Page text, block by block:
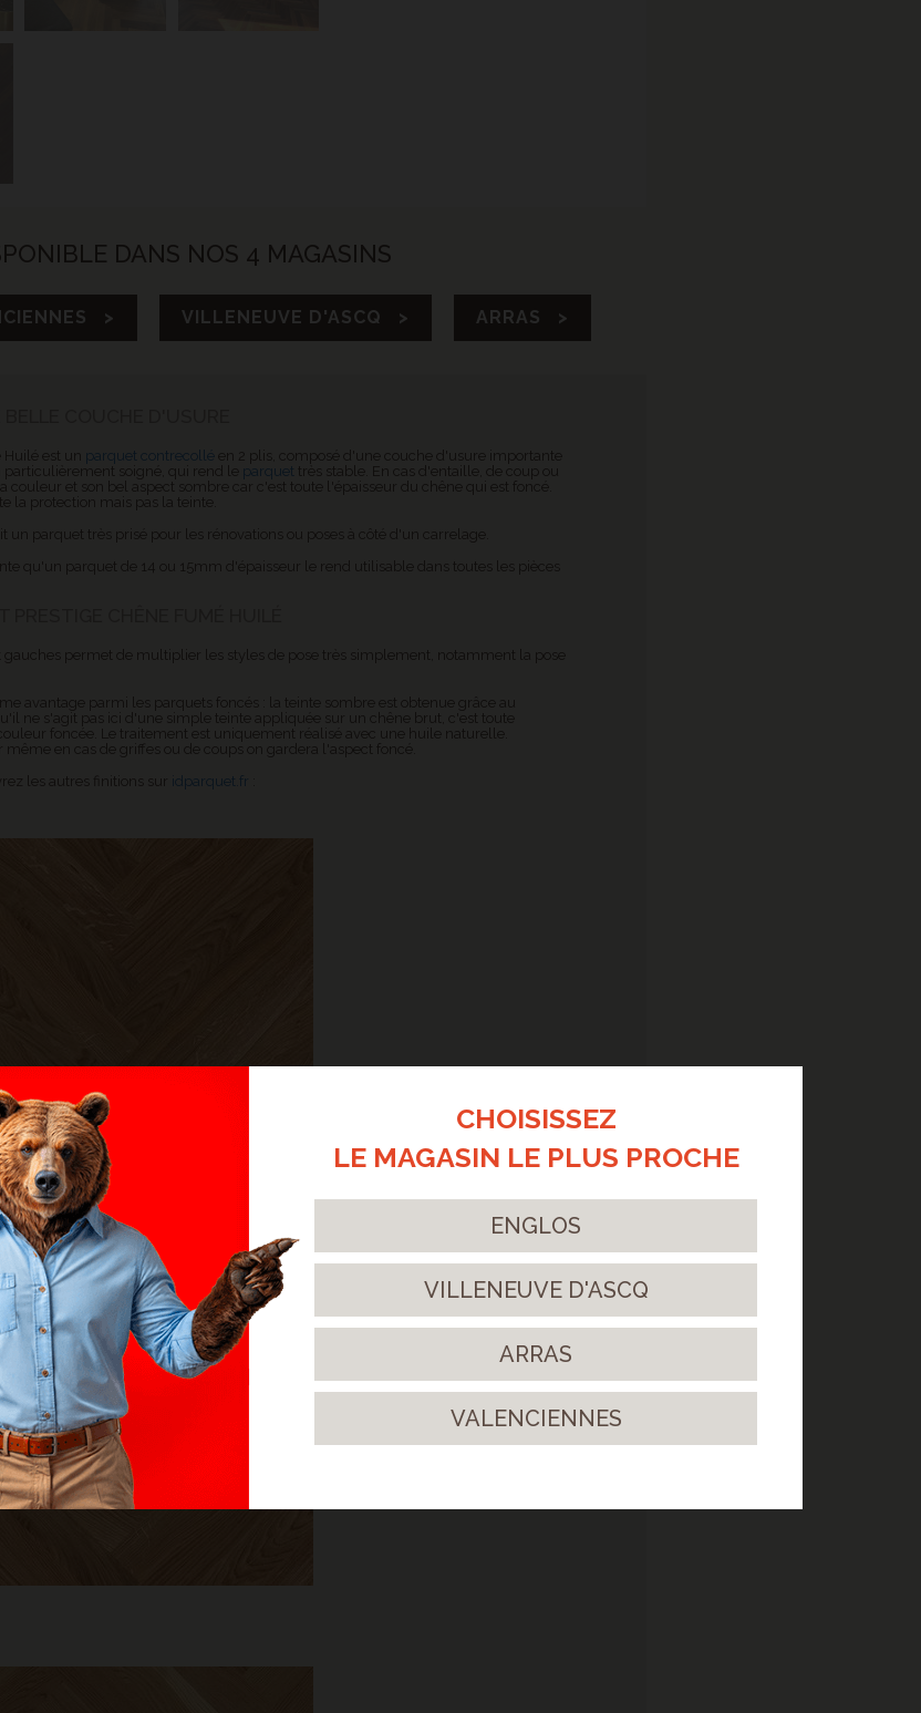
DANS NOS 4 MAGASINS
> VILLENEUVE D'ASCQ > ARRAS >
est un parquet contrecollé
en 2 plis, composé d'une couche d'usure importante
soigné, qui rend le parquet très stable. En cas d'entaille, de coup ou
couleur et son bel aspect sombre car c'est toute l'épaisseur du chêne qui est foncé.
la protection mais pas la teinte.
un parquet très prisé pour les rénovations ou poses à côté d'un carrelage.
qu'un parquet de 14 ou 15mm d'épaisseur le rend utilisable dans toutes les pièces
gauches permet de multiplier les styles de pose très simplement, notamment la pose
avantage parmi les parquets foncés : la teinte sombre est obtenue grâce au
ne s'agit pas ici d'une simple teinte appliquée sur un chêne brut, c'est toute
foncée. Le traitement est uniquement réalisé avec une huile naturelle.
même en cas de griffes ou de coups on gardera l'aspect foncé.
les autres finitions sur idparquet.fr
CHOISISSEZ
LE MAGASIN LE PLUS PROCHE
ENGLOS
VILLENEUVE D'ASCQ
ARRAS
VALENCIENNES